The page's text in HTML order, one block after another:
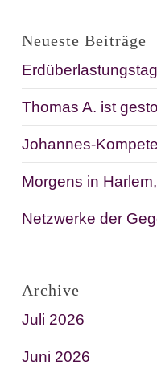
Neueste Beiträge
Thomas A. ist
Johannes-
Morgens in
Netzwerke der
Archive
Juli 2026
Juni 2026